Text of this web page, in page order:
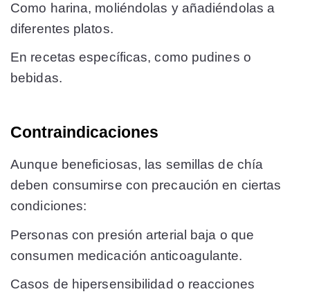
Como harina, moliéndolas y añadiéndolas a
diferentes platos.
En recetas específicas, como pudines o
bebidas.
Contraindicaciones
Aunque beneficiosas, las semillas de chía
deben consumirse con precaución en ciertas
condiciones:
Personas con presión arterial baja o que
consumen medicación anticoagulante.
Casos de hipersensibilidad o reacciones